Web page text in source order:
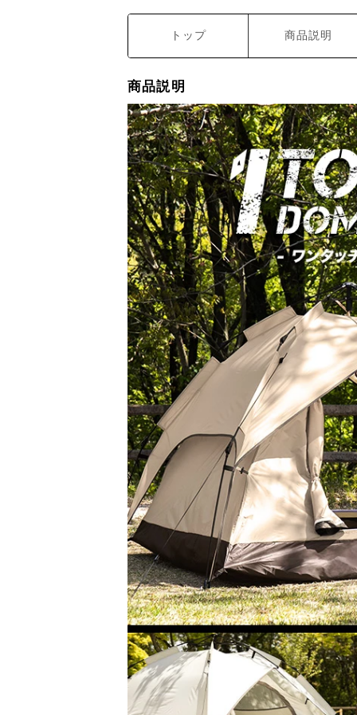
トップ 商品説明
商品説明